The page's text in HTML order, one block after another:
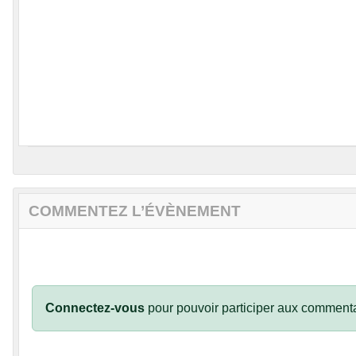
COMMENTEZ L’ÉVÈNEMENT
Connectez-vous pour pouvoir participer aux